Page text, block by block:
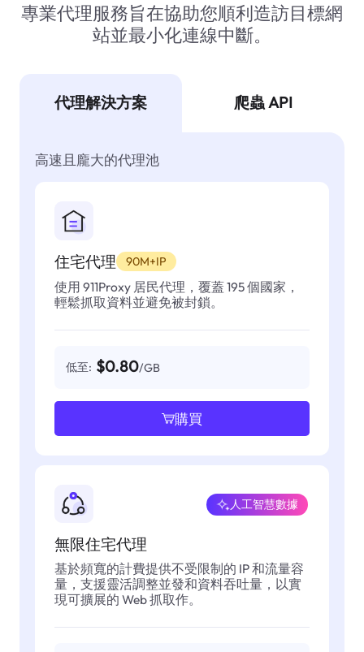
專業代理服務旨在協助您順利造訪目標網
站並最小化連線中斷。
代理解決方案 爬蟲 API
高速且龐大的代理池
住宅代理 90M+IP
使用 911Proxy 居民代理，覆蓋 195 個國家，
輕鬆抓取資料並避免被封鎖。
低至: $0.80/GB
購買
無限住宅代理
人工智慧數據
基於頻寬的計費提供不受限制的 IP 和流量容
量，支援靈活調整並發和資料吞吐量，以實
現可擴展的 Web 抓取作。